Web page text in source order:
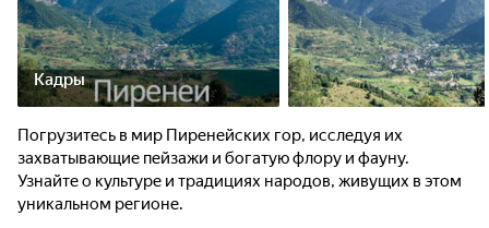
Кадры
Погрузитесь в мир Пиренейских гор, исследуя их
захватывающие пейзажи и богатую флору и фауну.
Узнайте о культуре и традициях народов, живущих в этом
уникальном регионе.